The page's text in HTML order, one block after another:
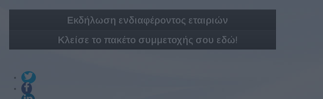
Εκδήλωση ενδιαφέροντος εταιριών
Κλείσε το πακέτο συμμετοχής σου εδώ!